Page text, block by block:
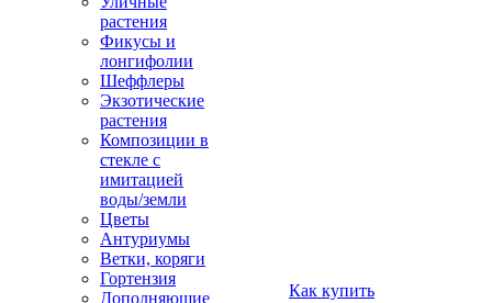
растения
Фикусы и
лонгифолии
Шеффлеры
Экзотические
растения
Композиции в
стекле с
имитацией
воды/земли
Цветы
Антуриумы
Ветки, коряги
Гортензия
Дополняющие
Как купить